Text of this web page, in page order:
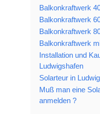
Balkonkraftwerk
Balkonkraftwerk
Balkonkraftwerk
Balkonkraftwerk
Installation und
Ludwigshafen
Solarteur in
Muß man eine
anmelden ?